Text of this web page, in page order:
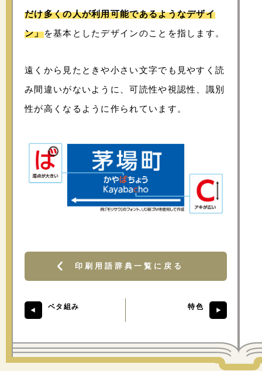
だけ多くの人が利用可能であるようなデザイ
ン」を基本としたデザインのことを指します。
遠くから見たときや小さい文字でも見やすく読
み間違いがないように、可読性や視認性、識別
性が高くなるように作られています。
印刷用語辞典一覧に戻る
ベタ組み 特色